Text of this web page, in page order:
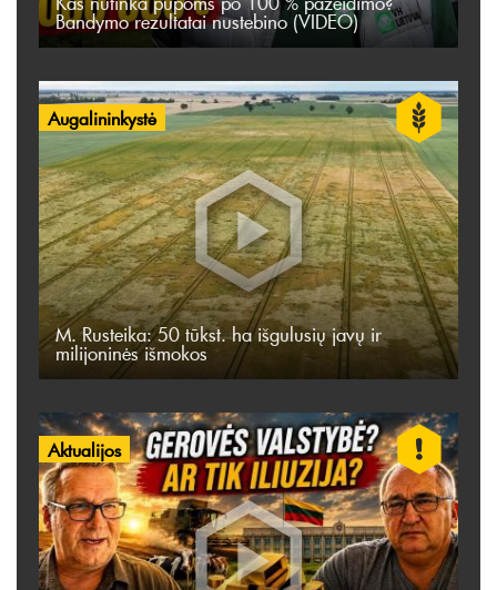
Bandymo rezultatai nustebino (VIDEO)
Augalininkystė
M. Rusteika: 50 tūkst. ha išgulusių javų ir
milijoninės išmokos
Aktualijos